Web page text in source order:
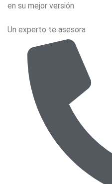
en su mejor versión
Un experto te asesora